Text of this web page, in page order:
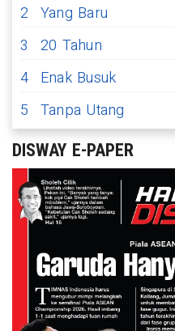
2 Yang Baru
3
20 Tahun
4 Enak Busuk
5 Tanpa Utang
DISWAY E-PAPER